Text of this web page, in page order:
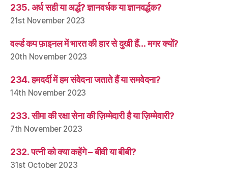
235. अर्ध सही या अर्द्ध? ज्ञानवर्धक या ज्ञानवर्द्धक?
21st November 2023
वर्ल्ड कप फ़ाइनल में भारत की हार से दुखी हैं… मगर क्यों?
20th November 2023
234. हमदर्दी में हम संवेदना जताते हैं या समवेदना?
14th November 2023
233. सीमा की रक्षा सेना की ज़िम्मेदारी है या ज़िम्मेवारी?
7th November 2023
232. पत्नी को क्या कहेंगे – बीवी या बीबी?
31st October 2023